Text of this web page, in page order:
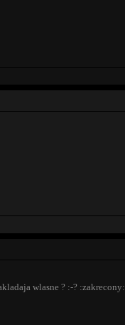
wlasne ? :-? :zakrecony: